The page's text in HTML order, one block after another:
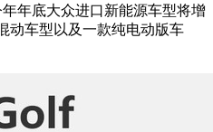
年底大众进口新能源车型将增
动车型以及一款纯电动版车